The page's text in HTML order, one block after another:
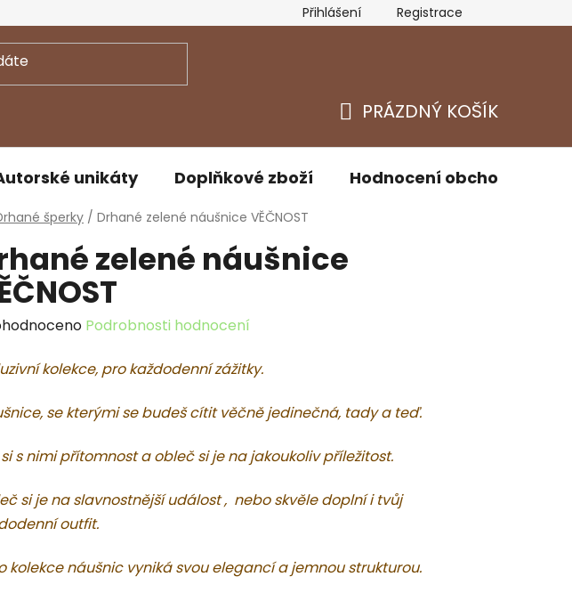
Kontakty
Přihlášení Registrace
KOŠÍK
PRÁZDNÝ KOŠÍK
unikáty Doplňkové zboží Hodnocení obchodu
šperky / Drhané zelené náušnice VĚČNOST
zelené náušnice
Podrobnosti hodnocení
kolekce, pro každodenní zážitky.
se kterými se budeš cítit věčně jedinečná, tady a teď.
si s nimi přítomnost a obleč si je na jakoukoliv příležitost.
si je na slavnostnější událost , nebo skvěle doplní i tvůj
outfit.
kolekce náušnic vyniká svou elegancí a jemnou strukturou.